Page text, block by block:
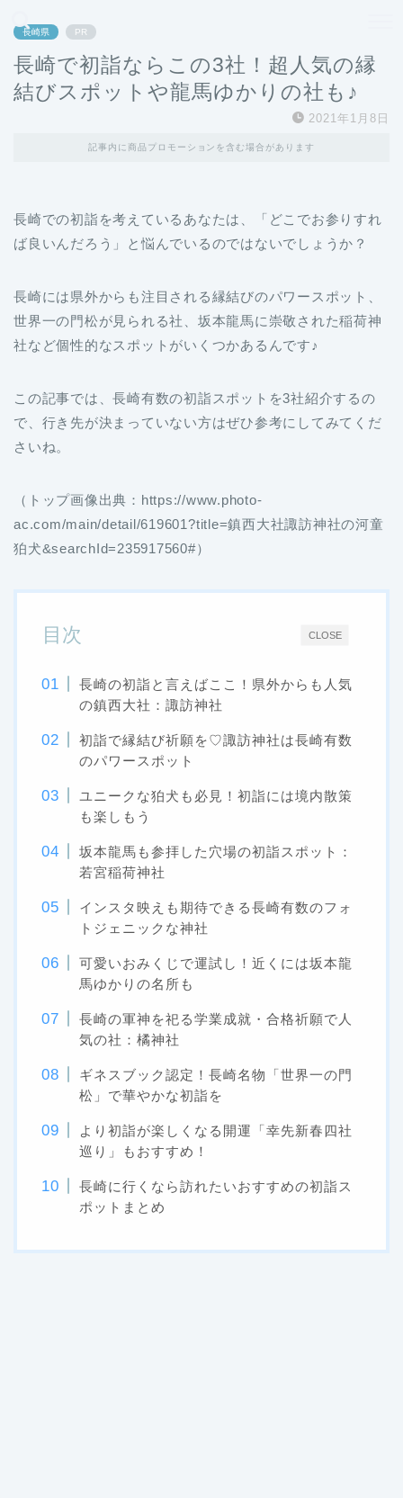
長崎県 PR
長崎で初詣ならこの3社！超人気の縁
結びスポットや龍馬ゆかりの社も♪
2021年1月8日
記事内に商品プロモーションを含む場合があります
長崎での初詣を考えているあなたは、「どこでお参りすれ
ば良いんだろう」と悩んでいるのではないでしょうか？
長崎には県外からも注目される縁結びのパワースポット、
世界一の門松が見られる社、坂本龍馬に崇敬された稲荷神
社など個性的なスポットがいくつかあるんです♪
この記事では、長崎有数の初詣スポットを3社紹介するの
で、行き先が決まっていない方はぜひ参考にしてみてくだ
さいね。
（トップ画像出典：https://www.photo-
ac.com/main/detail/619601?title=鎮西大社諏訪神社の河童
狛犬&searchId=235917560#）
CLOSE
目次
長崎の初詣と言えばここ！県外からも人気
の鎮西大社：諏訪神社
初詣で縁結び祈願を♡諏訪神社は長崎有数
のパワースポット
ユニークな狛犬も必見！初詣には境内散策
も楽しもう
坂本龍馬も参拝した穴場の初詣スポット：
若宮稲荷神社
インスタ映えも期待できる長崎有数のフォ
トジェニックな神社
可愛いおみくじで運試し！近くには坂本龍
馬ゆかりの名所も
長崎の軍神を祀る学業成就・合格祈願で人
気の社：橘神社
ギネスブック認定！長崎名物「世界一の門
松」で華やかな初詣を
より初詣が楽しくなる開運「幸先新春四社
巡り」もおすすめ！
長崎に行くなら訪れたいおすすめの初詣ス
ポットまとめ